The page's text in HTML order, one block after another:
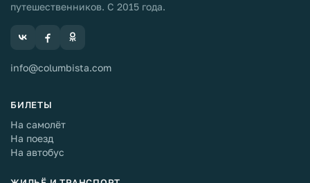
путешественников. С 2015 года.
info@columbista.com
БИЛЕТЫ
На самолёт
На поезд
На автобус